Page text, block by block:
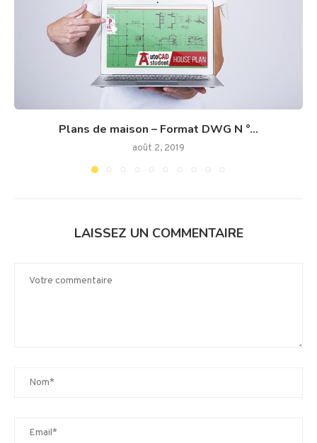
Plans de maison – Format DWG N °...
août 2, 2019
LAISSEZ UN COMMENTAIRE